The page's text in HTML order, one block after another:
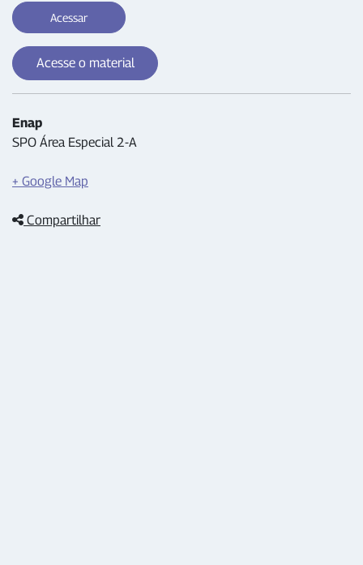
Acessar
Acesse o material
Enap
SPO Área Especial 2-A
+ Google Map
Compartilhar